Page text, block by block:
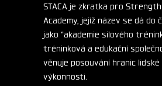
STACA je zkratka pro
Academy, jejíž název se dá
jako “akademie silového
tréninková a edukační
věnuje posouvání hranic
výkonnosti.